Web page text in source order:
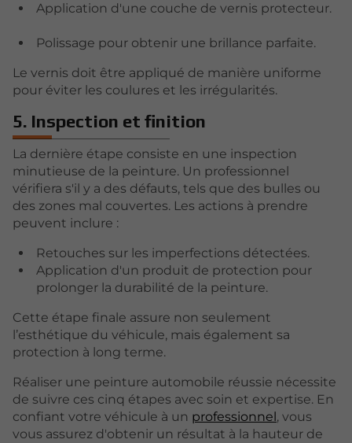
Application d'une couche de vernis protecteur.
Polissage pour obtenir une brillance parfaite.
Le vernis doit être appliqué de manière uniforme
pour éviter les coulures et les irrégularités.
5. Inspection et finition
La dernière étape consiste en une inspection
minutieuse de la peinture. Un professionnel
vérifiera s'il y a des défauts, tels que des bulles ou
des zones mal couvertes. Les actions à prendre
peuvent inclure :
Retouches sur les imperfections détectées.
Application d'un produit de protection pour
prolonger la durabilité de la peinture.
Cette étape finale assure non seulement
l’esthétique du véhicule, mais également sa
protection à long terme.
Réaliser une peinture automobile réussie nécessite
de suivre ces cinq étapes avec soin et expertise. En
confiant votre véhicule à un professionnel, vous
vous assurez d'obtenir un résultat à la hauteur de